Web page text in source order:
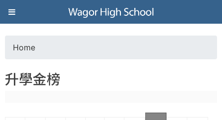
Jump to navigation
葳
格
高
o
Home
升學金榜